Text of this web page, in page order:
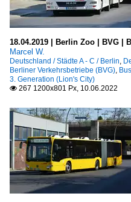
18.04.2019 | Berlin Zoo | BVG |
Marcel W.
Deutschland / Städte A - C / Berlin
Berliner Verkehrsbetriebe (BVG)
3. Generation (Lion's City)
 267 1200x801 Px, 10.06.2022